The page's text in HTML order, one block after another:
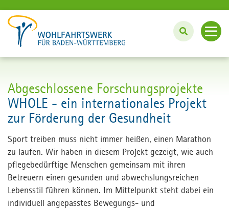
Unterstützung im Haushalt
Pflege und Betreuung zu Hause
#wassinnvollestun: BFD und FSJ
Lebenslanges Lernen: Bildungszentrum
Angebote für Unternehmen
Innovation und Projekte
Über uns
Karriere
Abgeschlossene Forschungsprojekte
WHOLE - ein internationales Projekt
zur Förderung der Gesundheit
Sport treiben muss nicht immer heißen, einen Marathon
zu laufen. Wir haben in diesem Projekt gezeigt, wie auch
pflegebedürftige Menschen gemeinsam mit ihren
Betreuern einen gesunden und abwechslungsreichen
Lebensstil führen können. Im Mittelpunkt steht dabei ein
individuell angepasstes Bewegungs- und